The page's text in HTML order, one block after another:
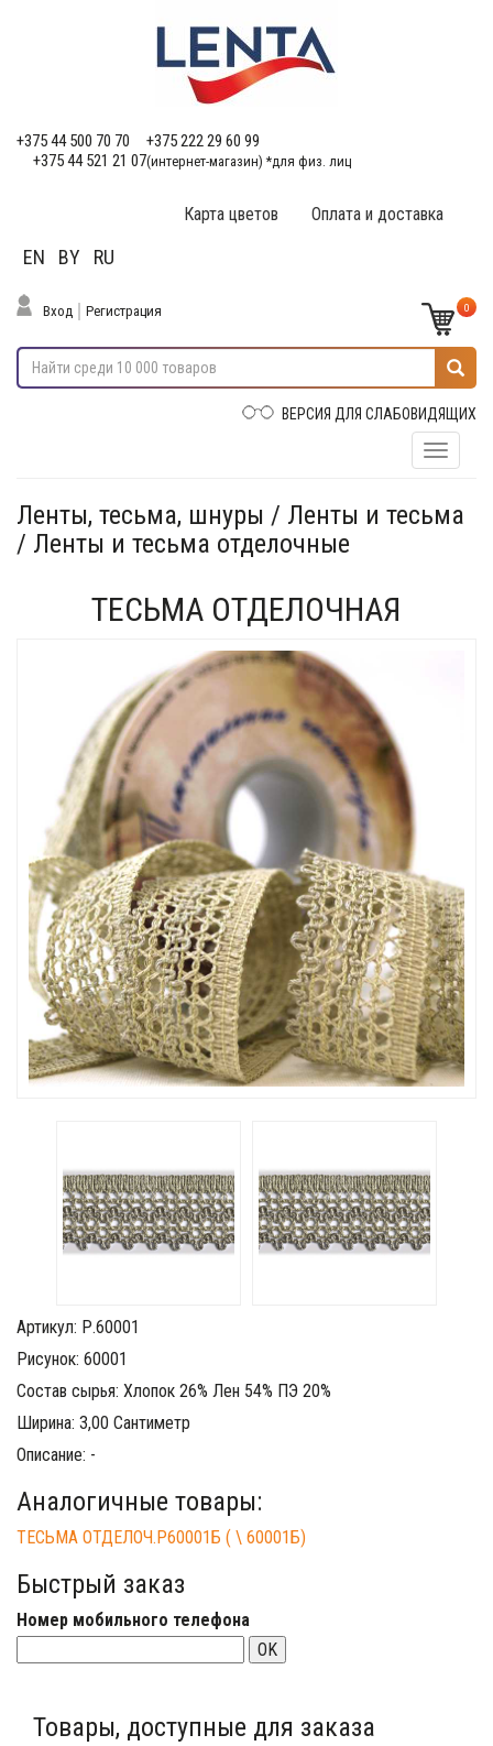
+375 44 500 70 70
+375 222 29 60 99
+375 44 521 21 07(интернет-магазин) *для физ. лиц
Оплата и доставка
Карта цветов
EN BY RU
Вход Регистрация 0
ВЕРСИЯ ДЛЯ СЛАБОВИДЯЩИХ
Ленты, тесьма, шнуры / Ленты и тесьма
/ Ленты и тесьма отделочные
ТЕСЬМА ОТДЕЛОЧНАЯ
Артикул: Р.60001
Рисунок: 60001
Состав сырья: Хлопок 26% Лен 54% ПЭ 20%
Ширина: 3,00 Сантиметр
Описание: -
Аналогичные товары:
ТЕСЬМА ОТДЕЛОЧ.Р60001Б ( \ 60001Б)
Быстрый заказ
Номер мобильного телефона
OK
Товары, доступные для заказа